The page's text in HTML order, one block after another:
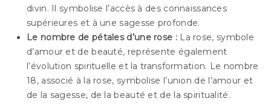
divin. Il symbolise l’accès à des connaissances
supérieures et à une sagesse profonde.
Le nombre de pétales d’une rose : La rose, symbole
d’amour et de beauté, représente également
l’évolution spirituelle et la transformation. Le nombre
18, associé à la rose, symbolise l’union de l’amour et
de la sagesse, de la beauté et de la spiritualité.